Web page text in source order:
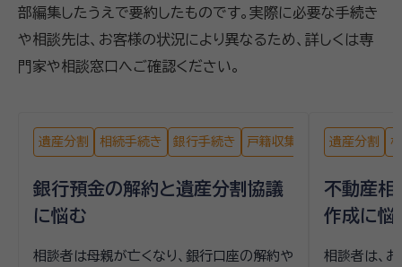
部編集したうえで要約したものです。実際に必要な手続き
や相談先は、お客様の状況により異なるため、詳しくは専
門家や相談窓口へご確認ください。
遺産分割 相続手続き 銀行手続き 戸籍収集
銀行預金の解約と遺産分割協議
に悩む
相談者は母親が亡くなり、銀行口座の解約や
遺産分割
不動産相
作成に悩
相談者は、